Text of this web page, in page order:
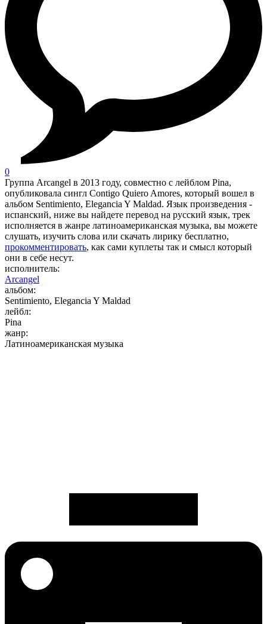
0
Группа Arcangel в 2013 году, совместно с лейблом Pina,
опубликовала сингл Contigo Quiero Amores, который вошел в
альбом Sentimiento, Elegancia Y Maldad. Язык произведения -
испанский, ниже вы найдете перевод на русский язык, трек
исполняется в жанре латиноамериканская музыка, вы можете
слушать, изучить слова или скачать лирику бесплатно,
прокомментировать, как сами куплеты так и смысл который
они в себе несут.
исполнитель:
Arcangel
альбом:
Sentimiento, Elegancia Y Maldad
лейбл:
Pina
жанр:
Латиноамериканская музыка